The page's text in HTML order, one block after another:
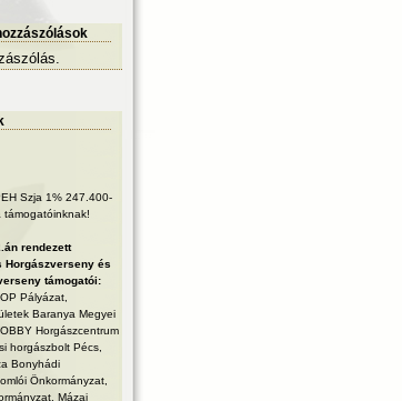
Szja 1% 247.400-
támogatóinknak!
rendezett
Horgászverseny és
támogatói:
Pályázat,
Baranya Megyei
Horgászcentrum
horgászbolt Pécs,
Bonyhádi
Önkormányzat,
Mázai